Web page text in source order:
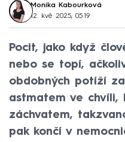
Monika Kabourková
12. kvě 2025, 05:19
Pocit, jako když
nebo se topí,
obdobných potíží
astmatem ve chvíli,
záchvatem,
pak končí v